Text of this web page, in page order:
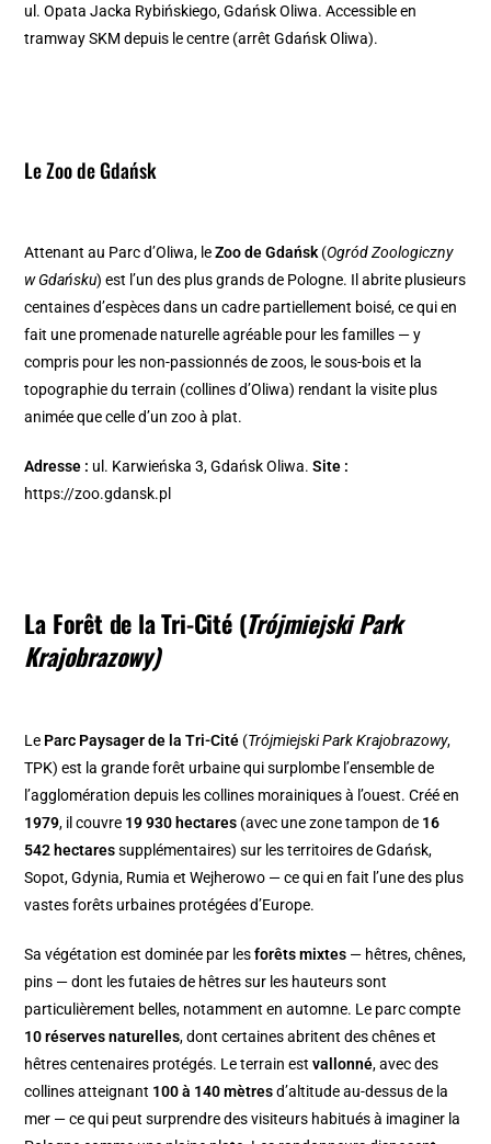
ul. Opata Jacka Rybińskiego, Gdańsk Oliwa. Accessible en
tramway SKM depuis le centre (arrêt Gdańsk Oliwa).
Le Zoo de Gdańsk
Attenant au Parc d’Oliwa, leZoo de Gdańsk (Ogród Zoologiczny
w Gdańsku) est l’un des plus grands de Pologne. Il abrite plusieurs
centaines d’espèces dans un cadre partiellement boisé, ce qui en
fait une promenade naturelle agréable pour les familles — y
compris pour les non-passionnés de zoos, le sous-bois et la
topographie du terrain (collines d’Oliwa) rendant la visite plus
animée que celle d’un zoo à plat.
Adresse : ul. Karwieńska 3, Gdańsk Oliwa.Site :
https://zoo.gdansk.pl
La Forêt de la Tri-Cité (Trójmiejski Park
Krajobrazowy)
Le Parc Paysager de la Tri-Cité (Trójmiejski Park Krajobrazowy,
TPK) est la grande forêt urbaine qui surplombe l’ensemble de
l’agglomération depuis les collines morainiques à l’ouest. Créé en
1979, il couvre 19 930 hectares (avec une zone tampon de 16
542 hectaressupplémentaires) sur les territoires de Gdańsk,
Sopot, Gdynia, Rumia et Wejherowo — ce qui en fait l’une des plus
vastes forêts urbaines protégées d’Europe.
Sa végétation est dominée par lesforêts mixtes — hêtres, chênes,
pins — dont les futaies de hêtres sur les hauteurs sont
particulièrement belles, notamment en automne. Le parc compte
10 réserves naturelles, dont certaines abritent des chênes et
hêtres centenaires protégés. Le terrain estvallonné, avec des
collines atteignant 100 à 140 mètresd’altitude au-dessus de la
mer — ce qui peut surprendre des visiteurs habitués à imaginer la